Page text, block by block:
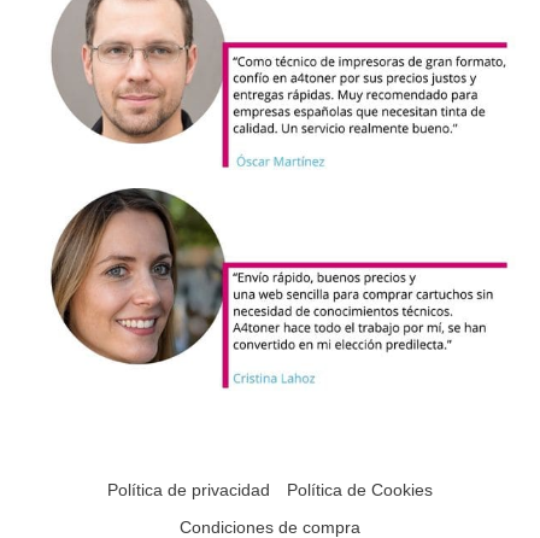
Política de privacidad
Política de Cookies
Condiciones de compra